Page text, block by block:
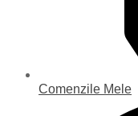
Comenzile Mele